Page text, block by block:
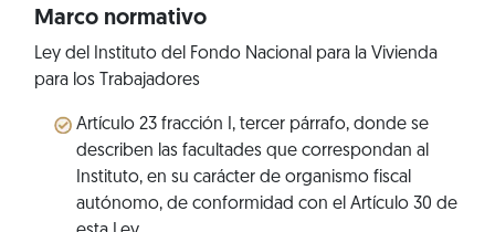
Marco normativo
Ley del Instituto del Fondo Nacional para la Vivienda
para los Trabajadores
Artículo 23 fracción I, tercer párrafo, donde se
describen las facultades que correspondan al
Instituto, en su carácter de organismo fiscal
autónomo, de conformidad con el Artículo 30 de